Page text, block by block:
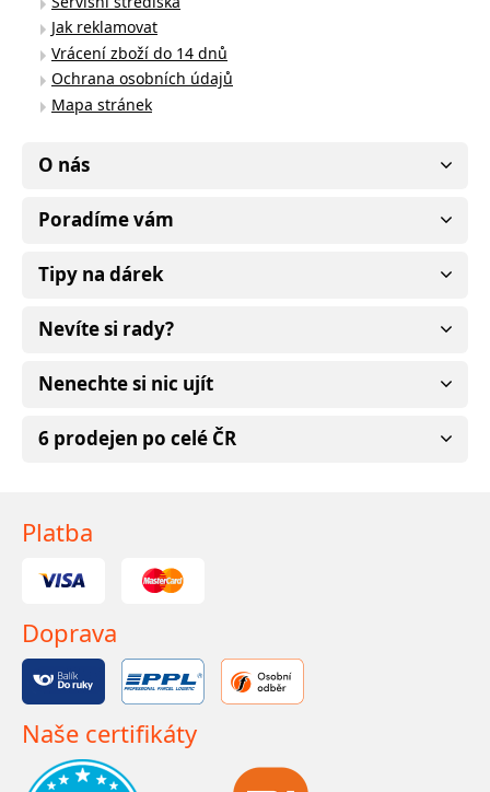
Jak reklamovat
Vrácení zboží do 14 dnů
Ochrana osobních údajů
Mapa stránek
O nás
Poradíme vám
Tipy na dárek
Nevíte si rady?
Nenechte si nic ujít
6 prodejen po celé ČR
Platba
Doprava
Naše certifikáty